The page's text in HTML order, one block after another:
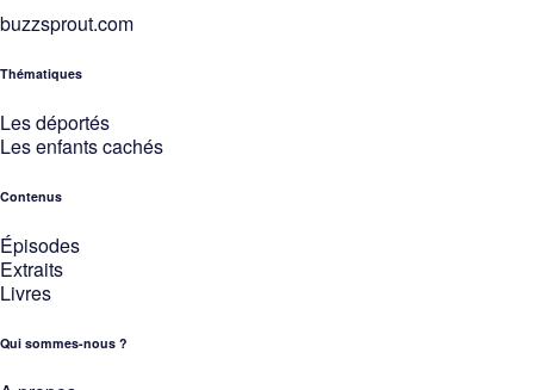
buzzsprout.com
Thématiques
Les déportés
Les enfants cachés
Contenus
Épisodes
Extraits
Livres
Qui sommes-nous ?